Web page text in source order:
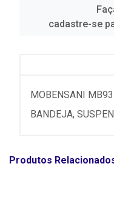
cadastre-se
MOBENSANI
BANDEJA,
Produtos